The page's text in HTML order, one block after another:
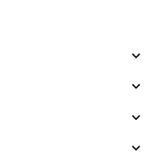



